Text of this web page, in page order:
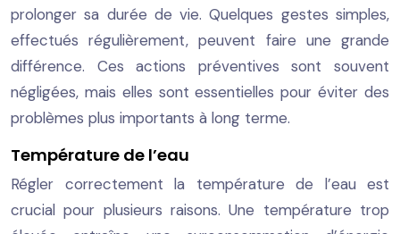
prolonger sa durée de vie. Quelques gestes simples,
effectués régulièrement, peuvent faire une grande
différence. Ces actions préventives sont souvent
négligées, mais elles sont essentielles pour éviter des
problèmes plus importants à long terme.
Température de l’eau
Régler correctement la température de l’eau est
crucial pour plusieurs raisons. Une température trop